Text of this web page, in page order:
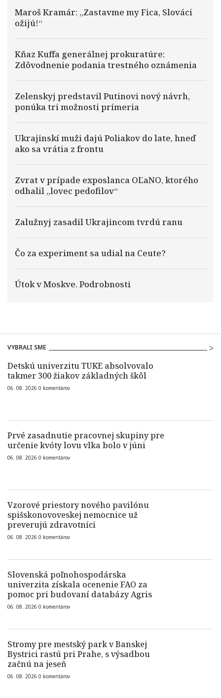
Maroš Kramár: „Zastavme my Fica, Slováci
ožijú!“
Kňaz Kuffa generálnej prokuratúre:
Zdôvodnenie podania trestného oznámenia
Zelenskyj predstavil Putinovi nový návrh,
ponúka tri možnosti prímeria
Ukrajinskí muži dajú Poliakov do late, hneď
ako sa vrátia z frontu
Zvrat v prípade exposlanca OĽaNO, ktorého
odhalil „lovec pedofilov“
Zalužnyj zasadil Ukrajincom tvrdú ranu
Čo za experiment sa udial na Ceute?
Útok v Moskve. Podrobnosti
VYBRALI SME
Detskú univerzitu TUKE absolvovalo
takmer 300 žiakov základných škôl
06. 08. 2026 0 komentárov
Prvé zasadnutie pracovnej skupiny pre
určenie kvóty lovu vlka bolo v júni
06. 08. 2026 0 komentárov
Vzorové priestory nového pavilónu
spišskonovoveskej nemocnice už
preverujú zdravotníci
06. 08. 2026 0 komentárov
Slovenská poľnohospodárska
univerzita získala ocenenie FAO za
pomoc pri budovaní databázy Agris
06. 08. 2026 0 komentárov
Stromy pre mestský park v Banskej
Bystrici rastú pri Prahe, s výsadbou
začnú na jeseň
06. 08. 2026 0 komentárov